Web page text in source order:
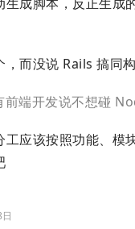
而没说 Rails 搞同
前端开发说不想碰
工应该按照功能、模